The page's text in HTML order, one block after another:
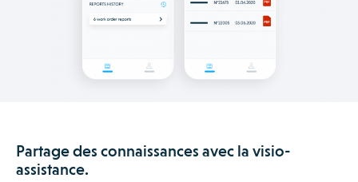
Partage des connaissances avec la visio-
assistance.